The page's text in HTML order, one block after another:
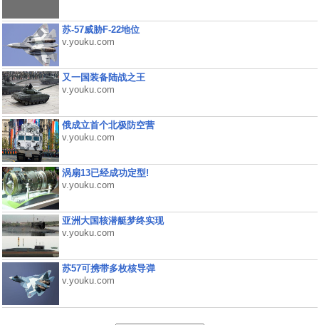
苏-57威胁F-22地位
v.youku.com
又一国装备陆战之王
v.youku.com
俄成立首个北极防空营
v.youku.com
涡扇13已经成功定型!
v.youku.com
亚洲大国核潜艇梦终实现
v.youku.com
苏57可携带多枚核导弹
v.youku.com